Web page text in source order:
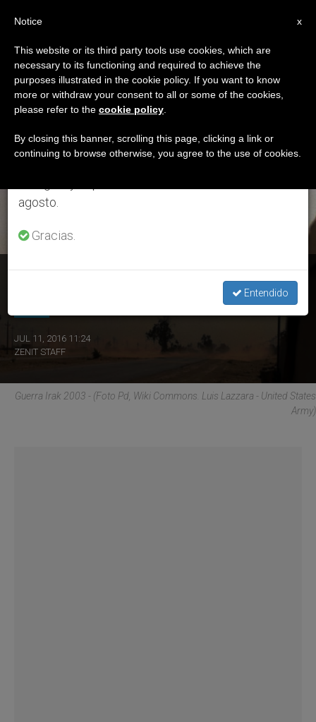
ETIQUETA
Posts Tagged ‘informe
Chilcot’
ÚLTIMAS NOTICIAS
Oriente Medio: 'La guerra del Golfo del 2003 provocó el
JUL 11, 2016 11:24
ZENIT STAFF
Guerra Irak 2003 - (Foto Pd, Wiki Commons. Luis Lazzara - United States
Army)
×
Aviso importante
Del 27 de julio al 7 de agosto haremos la pausa
anual, aprovechando que en el periodo de verano
se generan menos informaciones y también el
agosto.
Gracias.
Entendido
x
Notice
This website or its third party tools use cookies, which are
necessary to its functioning and required to achieve the
purposes illustrated in the cookie policy. If you want to know
more or withdraw your consent to all or some of the cookies,
please refer to the cookie policy
By closing this banner, scrolling this page, clicking a link or
continuing to browse otherwise, you agree to the use of cookies.